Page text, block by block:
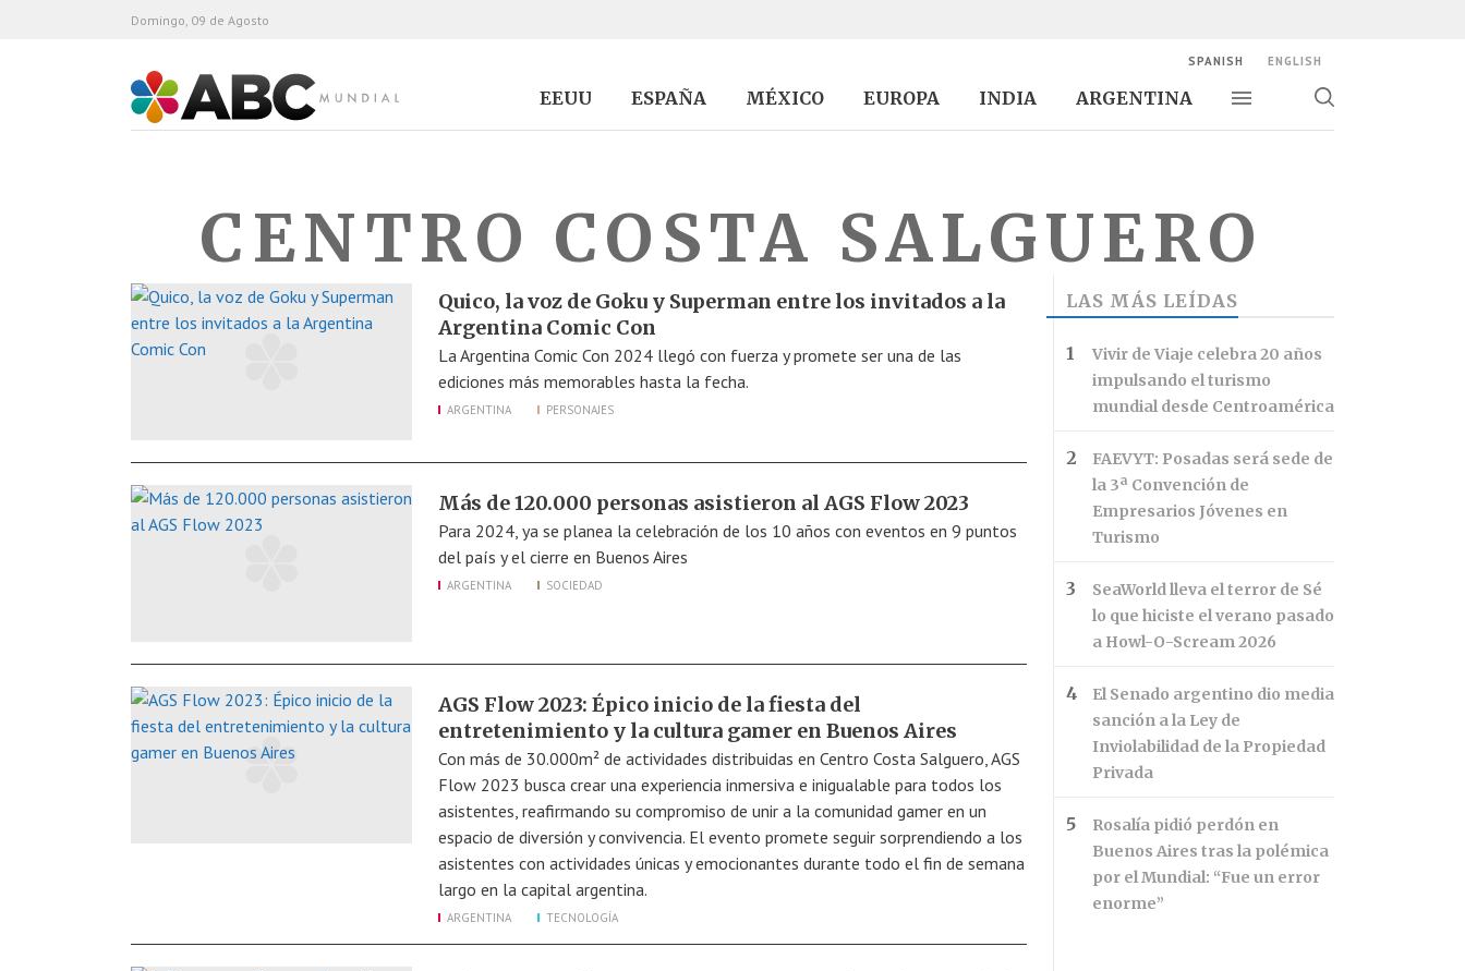
ABC Mundial
EEUU ESPAÑA MÉXICO EUROPA INDIA ARGENTINA
Alternar navegación
Alternar
Domingo, 09 de Agosto
SPANISH ENGLISH
CENTRO COSTA SALGUERO
Quico, la voz de Goku y Superman entre los invitados a la
Argentina Comic Con
La Argentina Comic Con 2024 llegó con fuerza y promete ser una de las
ediciones más memorables hasta la fecha.
ARGENTINA PERSONAJES
Más de 120.000 personas asistieron al AGS Flow 2023
Para 2024, ya se planea la celebración de los 10 años con eventos en 9 puntos
del país y el cierre en Buenos Aires
ARGENTINA SOCIEDAD
AGS Flow 2023: Épico inicio de la fiesta del
entretenimiento y la cultura gamer en Buenos Aires
Con más de 30.000m² de actividades distribuidas en Centro Costa Salguero, AGS
Flow 2023 busca crear una experiencia inmersiva e inigualable para todos los
asistentes, reafirmando su compromiso de unir a la comunidad gamer en un
espacio de diversión y convivencia. El evento promete seguir sorprendiendo a los
asistentes con actividades únicas y emocionantes durante todo el fin de semana
largo en la capital argentina.
ARGENTINA TECNOLOGÍA
LAS MÁS LEÍDAS
Vivir de Viaje celebra 20 años
impulsando el turismo
mundial desde Centroamérica
FAEVYT: Posadas será sede de
la 3ª Convención de
Empresarios Jóvenes en
Turismo
SeaWorld lleva el terror de Sé
lo que hiciste el verano pasado
a Howl-O-Scream 2026
El Senado argentino dio media
sanción a la Ley de
Inviolabilidad de la Propiedad
Privada
Rosalía pidió perdón en
Buenos Aires tras la polémica
por el Mundial: “Fue un error
enorme”